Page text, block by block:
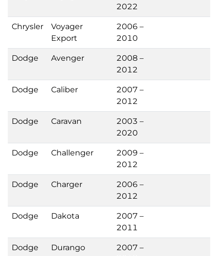
2022
Chrysler
Voyager
Export
2006 –
2010
Dodge Avenger
2008 –
2012
Dodge Caliber
2007 –
2012
Dodge Caravan
2003 –
2020
Dodge Challenger
2009 –
2012
Dodge Charger
2006 –
2012
Dodge Dakota
2007 –
2011
Dodge Durango
2007 –